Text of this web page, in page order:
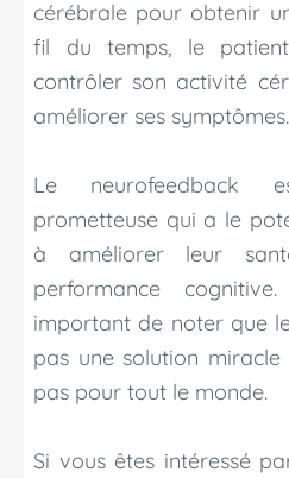
cérébrale pour obtenir
fil du temps, le
contrôler son activité
améliorer ses symptômes.
Le neurofeedback
prometteuse qui a le
à améliorer leur
performance
important de noter que
pas une solution
pas pour tout le monde.
Si vous êtes intéressé